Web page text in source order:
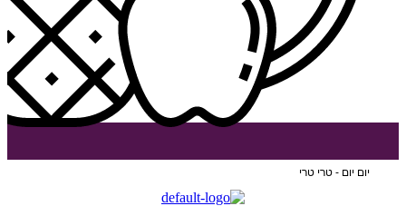
יום יום - טרי טרי